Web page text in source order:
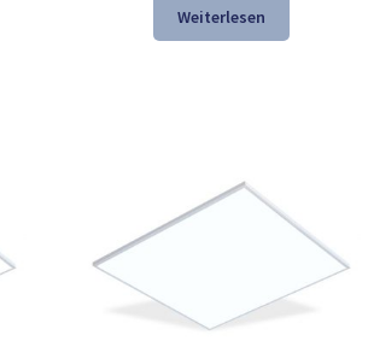
war:
137,84 €
ist:
74,97 €.
Weiterlesen